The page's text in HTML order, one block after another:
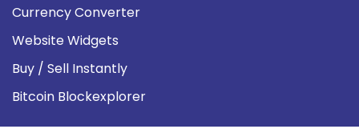
Currency Converter
Website Widgets
Buy / Sell Instantly
Bitcoin Blockexplorer